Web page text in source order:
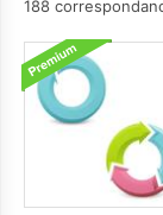
188